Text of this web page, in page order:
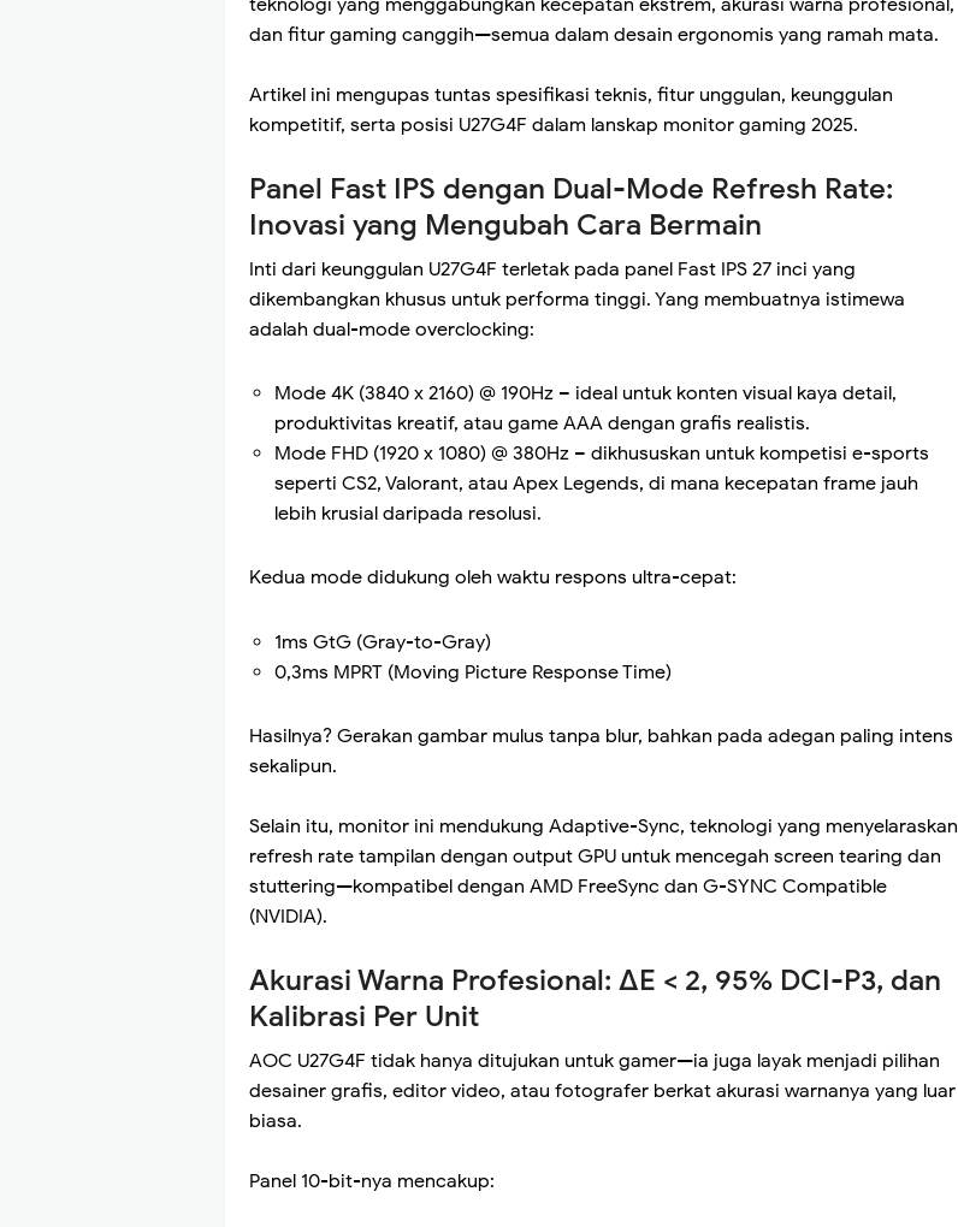
teknologi yang menggabungkan kecepatan ekstrem, akurasi warna profesional,
dan fitur gaming canggih—semua dalam desain ergonomis yang ramah mata.
Artikel ini mengupas tuntas spesifikasi teknis, fitur unggulan, keunggulan
kompetitif, serta posisi U27G4F dalam lanskap monitor gaming 2025.
Panel Fast IPS dengan Dual-Mode Refresh Rate:
Inovasi yang Mengubah Cara Bermain
Inti dari keunggulan U27G4F terletak pada panel Fast IPS 27 inci yang
dikembangkan khusus untuk performa tinggi. Yang membuatnya istimewa
adalah dual-mode overclocking:
Mode 4K (3840 x 2160) @ 190Hz – ideal untuk konten visual kaya detail,
produktivitas kreatif, atau game AAA dengan grafis realistis.
Mode FHD (1920 x 1080) @ 380Hz – dikhususkan untuk kompetisi e-sports
seperti CS2, Valorant, atau Apex Legends, di mana kecepatan frame jauh
lebih krusial daripada resolusi.
Kedua mode didukung oleh waktu respons ultra-cepat:
1ms GtG (Gray-to-Gray)
0,3ms MPRT (Moving Picture Response Time)
Hasilnya? Gerakan gambar mulus tanpa blur, bahkan pada adegan paling intens
sekalipun.
Selain itu, monitor ini mendukung Adaptive-Sync, teknologi yang menyelaraskan
refresh rate tampilan dengan output GPU untuk mencegah screen tearing dan
stuttering—kompatibel dengan AMD FreeSync dan G-SYNC Compatible
(NVIDIA).
Akurasi Warna Profesional: ΔE < 2, 95% DCI-P3, dan
Kalibrasi Per Unit
AOC U27G4F tidak hanya ditujukan untuk gamer—ia juga layak menjadi pilihan
desainer grafis, editor video, atau fotografer berkat akurasi warnanya yang luar
biasa.
Panel 10-bit-nya mencakup: